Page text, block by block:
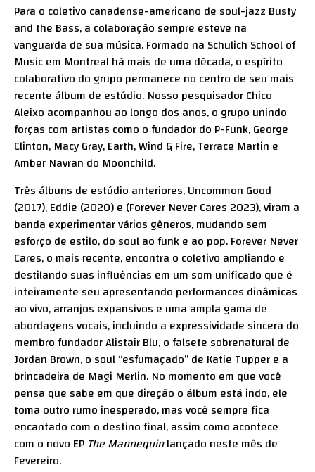
Para o coletivo canadense-americano de soul-jazz Busty
and the Bass, a colaboração sempre esteve na
vanguarda de sua música. Formado na Schulich School of
Music em Montreal há mais de uma década, o espírito
colaborativo do grupo permanece no centro de seu mais
recente álbum de estúdio. Nosso pesquisador Chico
Aleixo acompanhou ao longo dos anos, o grupo unindo
forças com artistas como o fundador do P-Funk, George
Clinton, Macy Gray, Earth, Wind & Fire, Terrace Martin e
Amber Navran do Moonchild.
Três álbuns de estúdio anteriores, Uncommon Good
(2017), Eddie (2020) e (Forever Never Cares 2023), viram a
banda experimentar vários gêneros, mudando sem
esforço de estilo, do soul ao funk e ao pop. Forever Never
Cares, o mais recente, encontra o coletivo ampliando e
destilando suas influências em um som unificado que é
inteiramente seu apresentando performances dinâmicas
ao vivo, arranjos expansivos e uma ampla gama de
abordagens vocais, incluindo a expressividade sincera do
membro fundador Alistair Blu, o falsete sobrenatural de
Jordan Brown, o soul “esfumaçado” de Katie Tupper e a
brincadeira de Magi Merlin. No momento em que você
pensa que sabe em que direção o álbum está indo, ele
toma outro rumo inesperado, mas você sempre fica
encantado com o destino final, assim como acontece
com o novo EP The Mannequinlançado neste mês de
Fevereiro.